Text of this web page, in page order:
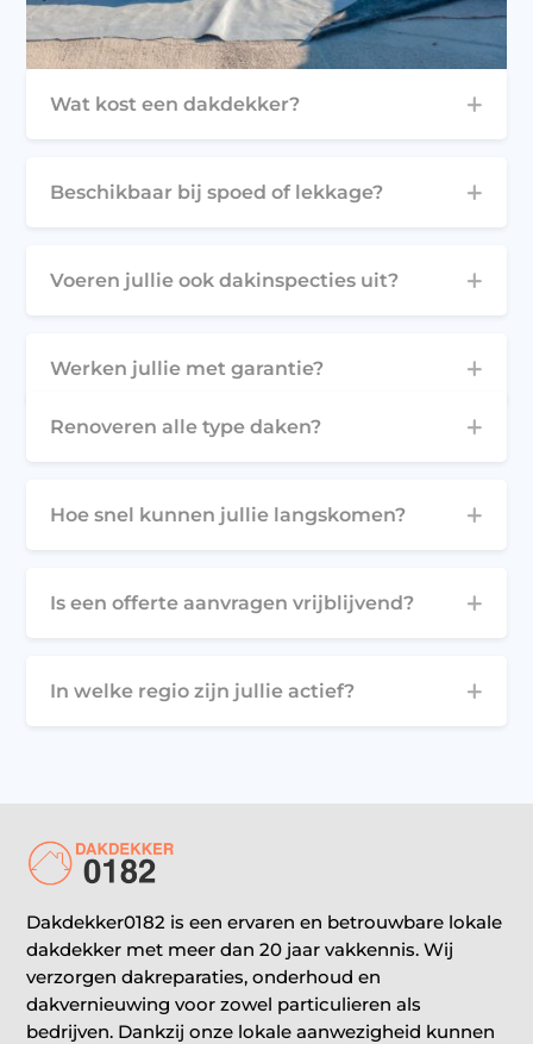
Wat kost een dakdekker?
Beschikbaar bij spoed of lekkage?
Voeren jullie ook dakinspecties uit?
Werken jullie met garantie?
Renoveren alle type daken?
Hoe snel kunnen jullie langskomen?
Is een offerte aanvragen vrijblijvend?
In welke regio zijn jullie actief?
Dakdekker0182 is een ervaren en betrouwbare lokale
dakdekker met meer dan 20 jaar vakkennis. Wij
verzorgen dakreparaties, onderhoud en
dakvernieuwing voor zowel particulieren als
bedrijven. Dankzij onze lokale aanwezigheid kunnen